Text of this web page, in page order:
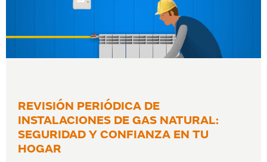
REVISIÓN PERIÓDICA DE
INSTALACIONES DE GAS NATURAL:
SEGURIDAD Y CONFIANZA EN TU
HOGAR